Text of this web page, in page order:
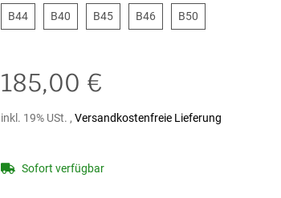
B44B44 B40 B45B45 B46B46 B50
185,00 €
inkl. 19% USt. , Versandkostenfreie Lieferung
Sofort verfügbar